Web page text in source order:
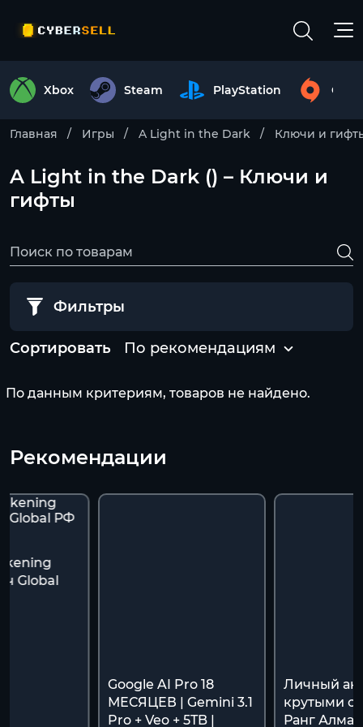
Xbox Steam PlayStation
Главная Игры A Light in the Dark Ключи и
A Light in the Dark () – Ключи и
гифты
Фильтры
Сортировать По рекомендациям
По данным критериям, товаров не найдено.
Рекомендации
Global
Google AI Pro 18
МЕСЯЦЕВ | Gemini 3.1
Pro + Veo + 5TB |
Личный
крутыми
Ранг Алмаз